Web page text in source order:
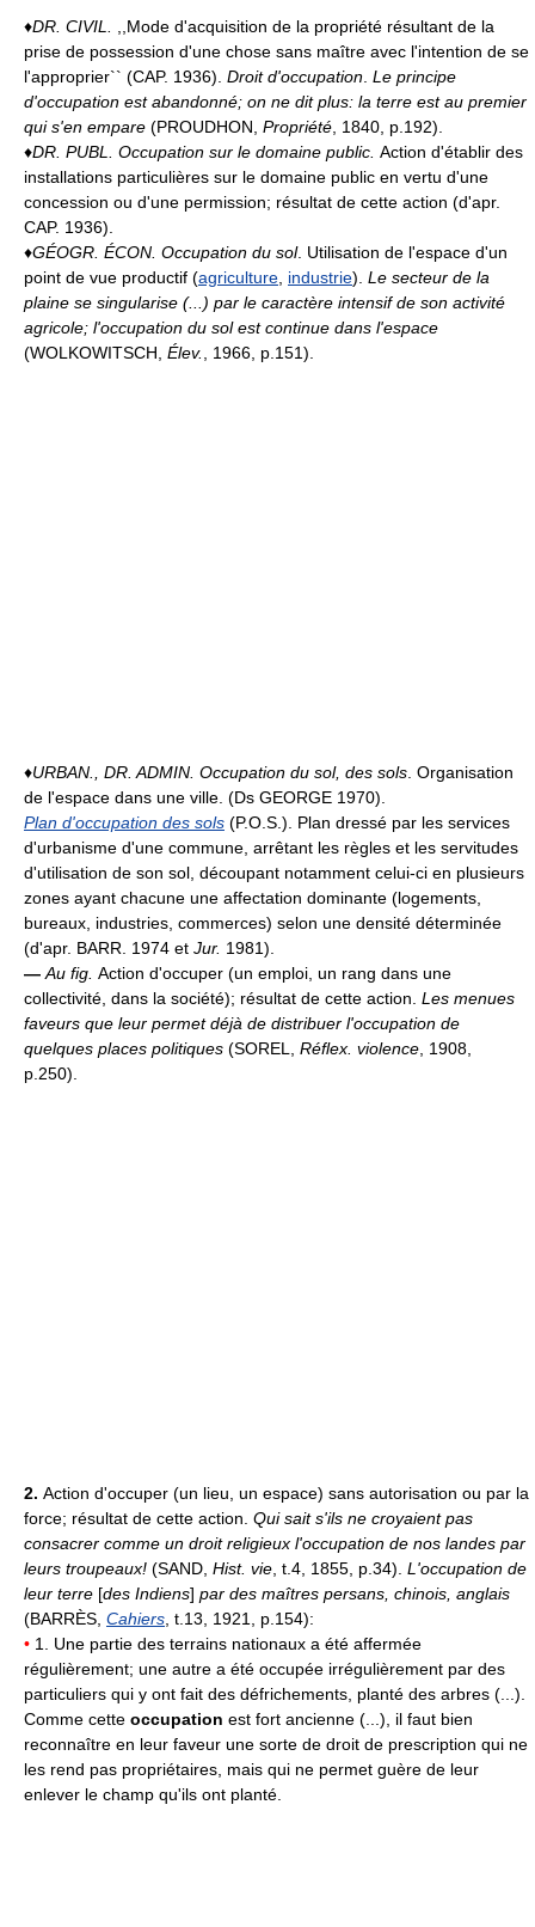
♦DR. CIVIL.
,,Mode d'acquisition de la propriété résultant de la
prise de possession d'une chose sans maître avec l'intention de se
l'approprier`` (CAP. 1936). Droit d'occupation Le principe
d'occupation est abandonné; on ne dit plus: la terre est au premier
qui s'en empare (PROUDHON, Propriété , 1840, p.192).
♦DR. PUBL. Occupation sur le domaine public. Action d'établir des
installations particulières sur le domaine public en vertu d'une
concession ou d'une permission; résultat de cette action (d'apr.
CAP. 1936).
♦GÉOGR. ÉCON. Occupation du sol. Utilisation de l'espace d'un
point de vue productif (agriculture industrie). Le secteur de la
plaine se singularise (...) par le caractère intensif de son activité
agricole; l'occupation du sol est continue dans l'espace
(WOLKOWITSCH, Élev. , 1966, p.151).
♦URBAN., DR. ADMIN. Occupation du sol, des sols . Organisation
de l'espace dans une ville. (Ds GEORGE 1970).
Plan d'occupation des sols (P.O.S.). Plan dressé par les services
d'urbanisme d'une commune, arrêtant les règles et les servitudes
d'utilisation de son sol, découpant notamment celui-ci en plusieurs
zones ayant chacune une affectation dominante (logements,
bureaux, industries, commerces) selon une densité déterminée
(d'apr. BARR. 1974 et Jur. 1981).
— Au fig. Action d'occuper (un emploi, un rang dans une
collectivité, dans la société); résultat de cette action. Les menues
faveurs que leur permet déjà de distribuer l'occupation de
quelques places politiques (SOREL, Réflex. violence , 1908,
p.250).
2. Action d'occuper (un lieu, un espace) sans autorisation ou par la
force; résultat de cette action. Qui sait s'ils ne croyaient pas
consacrer comme un droit religieux l'occupation de nos landes par
leurs troupeaux! (SAND, Hist. vie , t.4, 1855, p.34). L'occupation de
leur terre [des Indiens] par des maîtres persans, chinois, anglais
(BARRÈS, Cahiers , t.13, 1921, p.154):
• 1. Une partie des terrains nationaux a été affermée
régulièrement; une autre a été occupée irrégulièrement par des
particuliers qui y ont fait des défrichements, planté des arbres (...).
Comme cette occupation est fort ancienne (...), il faut bien
reconnaître en leur faveur une sorte de droit de prescription qui ne
les rend pas propriétaires, mais qui ne permet guère de leur
enlever le champ qu'ils ont planté.